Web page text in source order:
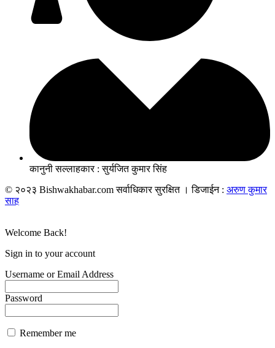
कानुनी सल्लाहकार : सुर्यजित कुमार सिंह
© २०२३ Bishwakhabar.com सर्वाधिकार सुरक्षित । डिजाईन : अरुण कुमार
साह
Welcome Back!
Sign in to your account
Username or Email Address
Password
Remember me